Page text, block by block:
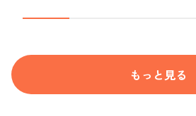
もっと見る